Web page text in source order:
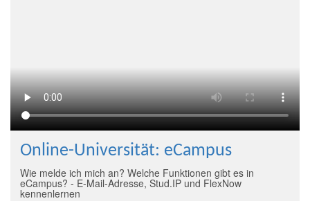
Online-Universität: eCampus
Wie melde ich mich an? Welche Funktionen gibt es in
eCampus? - E-Mail-Adresse, Stud.IP und FlexNow
kennenlernen